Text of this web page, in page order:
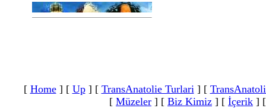
[ Home] [ Up] [ TransAnatolie Turlari] [
[ Müzeler ] [ Biz Kimiz ] [ İçerik ]